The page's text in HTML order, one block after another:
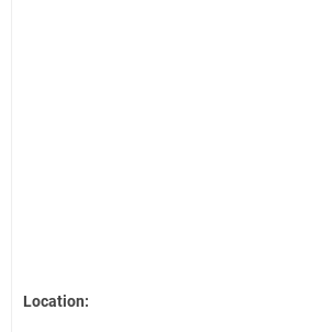
Location: